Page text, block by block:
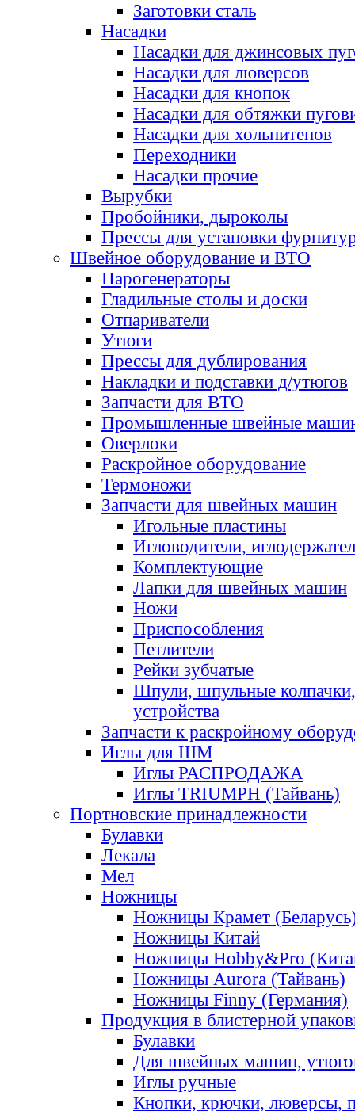
Заготовки сталь
Насадки
Насадки для джинсовых
Насадки для люверсов
Насадки для кнопок
Насадки для обтяжки
Насадки для хольнитенов
Переходники
Насадки прочие
Вырубки
Пробойники, дыроколы
Прессы для установки
Швейное оборудование и ВТО
Парогенераторы
Гладильные столы и доски
Отпариватели
Утюги
Прессы для дублирования
Накладки и подставки д/утюгов
Запчасти для ВТО
Промышленные швейные
Оверлоки
Раскройное оборудование
Термоножи
Запчасти для швейных машин
Игольные пластины
Игловодители,
Комплектующие
Лапки для швейных машин
Ножи
Приспособления
Петлители
Рейки зубчатые
Шпули, шпульные
устройства
Запчасти к раскройному
Иглы для ШМ
Иглы РАСПРОДАЖА
Иглы TRIUMPH (Тайвань)
Портновские принадлежности
Булавки
Лекала
Мел
Ножницы
Ножницы Крамет
Ножницы Китай
Ножницы Hobby&Pro
Ножницы Aurora (Тайвань)
Ножницы Finny (Германия)
Продукция в блистерной
Булавки
Для швейных машин,
Иглы ручные
Кнопки, крючки, люверсы,